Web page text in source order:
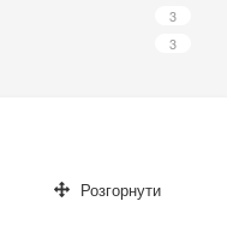
3
3
Розгорнути
correctly.